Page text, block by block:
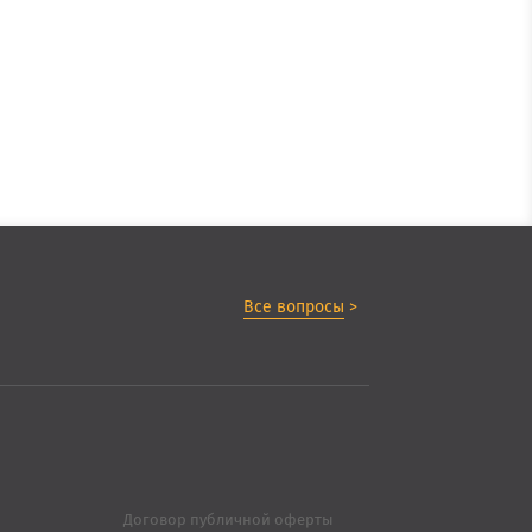
Все вопросы >
Договор публичной оферты